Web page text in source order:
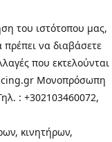
του ιστότοπου μας,
να διαβάσετε
που εκτελούνται
Μονοπρόσωπη
: +302103460072,
κινητήρων,